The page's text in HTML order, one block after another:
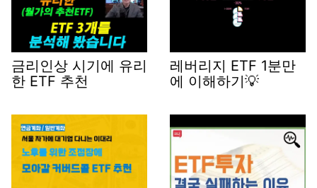
금리인상 시기에 유리
한 ETF 추천
레버리지 ETF 1분만
에 이해하기💡